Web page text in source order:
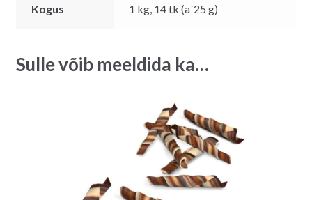
Kogus 1 kg, 14 tk (a´25 g)
Sulle võib meeldida ka…